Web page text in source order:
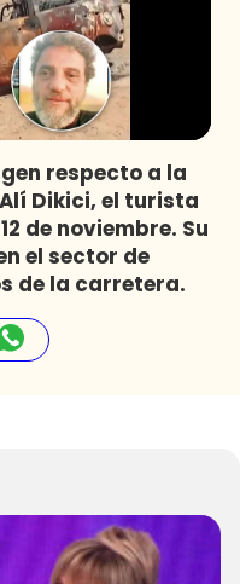
respecto a la
Dikici, el turista
de noviembre. Su
el sector de
de la carretera.